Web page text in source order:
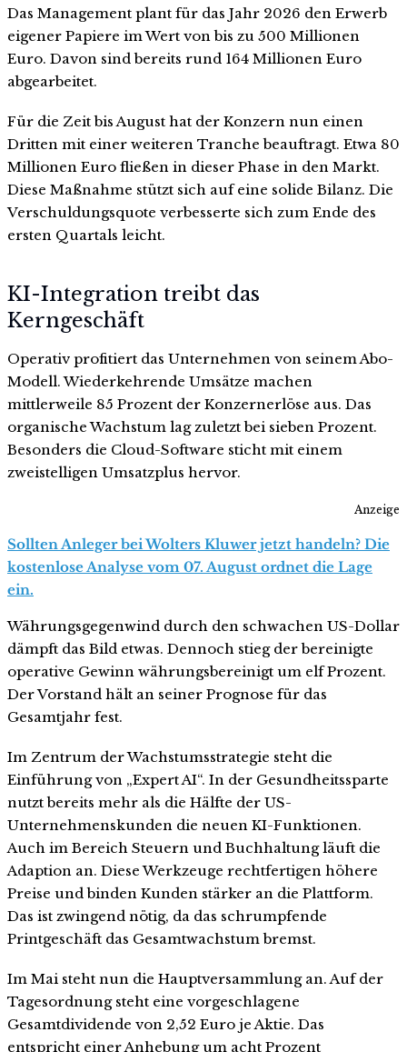
Das Management plant für das Jahr 2026 den Erwerb
eigener Papiere im Wert von bis zu 500 Millionen
Euro. Davon sind bereits rund 164 Millionen Euro
abgearbeitet.
Für die Zeit bis August hat der Konzern nun einen
Dritten mit einer weiteren Tranche beauftragt. Etwa 80
Millionen Euro fließen in dieser Phase in den Markt.
Diese Maßnahme stützt sich auf eine solide Bilanz. Die
Verschuldungsquote verbesserte sich zum Ende des
ersten Quartals leicht.
KI-Integration treibt das
Kerngeschäft
Operativ profitiert das Unternehmen von seinem Abo-
Modell. Wiederkehrende Umsätze machen
mittlerweile 85 Prozent der Konzernerlöse aus. Das
organische Wachstum lag zuletzt bei sieben Prozent.
Besonders die Cloud-Software sticht mit einem
zweistelligen Umsatzplus hervor.
Anzeige
Sollten Anleger bei Wolters Kluwer jetzt handeln? Die
kostenlose Analyse vom 07. August ordnet die Lage
ein.
Währungsgegenwind durch den schwachen US-Dollar
dämpft das Bild etwas. Dennoch stieg der bereinigte
operative Gewinn währungsbereinigt um elf Prozent.
Der Vorstand hält an seiner Prognose für das
Gesamtjahr fest.
Im Zentrum der Wachstumsstrategie steht die
Einführung von „Expert AI“. In der Gesundheitssparte
nutzt bereits mehr als die Hälfte der US-
Unternehmenskunden die neuen KI-Funktionen.
Auch im Bereich Steuern und Buchhaltung läuft die
Adaption an. Diese Werkzeuge rechtfertigen höhere
Preise und binden Kunden stärker an die Plattform.
Das ist zwingend nötig, da das schrumpfende
Printgeschäft das Gesamtwachstum bremst.
Im Mai steht nun die Hauptversammlung an. Auf der
Tagesordnung steht eine vorgeschlagene
Gesamtdividende von 2,52 Euro je Aktie. Das
entspricht einer Anhebung um acht Prozent